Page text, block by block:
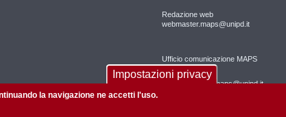
Redazione web
webmaster.maps@unipd.it
Ufficio comunicazione MAPS
comunicazione.maps@unipd.it
Impostazioni privacy
la navigazione ne accetti l'uso.